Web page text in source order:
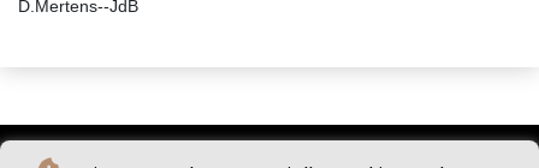
D.Mertens--JdB